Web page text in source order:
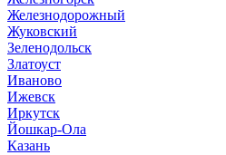
Железнодорожный
Жуковский
Зеленодольск
Златоуст
Иваново
Ижевск
Иркутск
Йошкар-Ола
Казань